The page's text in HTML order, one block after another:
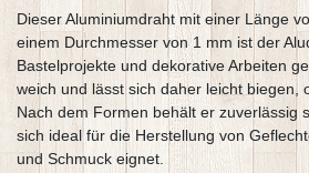
Dieser Aluminiumdraht mit einer Länge
einem Durchmesser von 1 mm ist der
Bastelprojekte und dekorative Arbeiten
weich und lässt sich daher leicht biegen,
Nach dem Formen behält er zuverlässig
sich ideal für die Herstellung von
und Schmuck eignet.